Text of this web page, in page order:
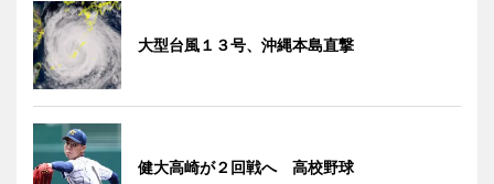
大型台風１３号、沖縄本島直撃
健大高崎が２回戦へ 高校野球